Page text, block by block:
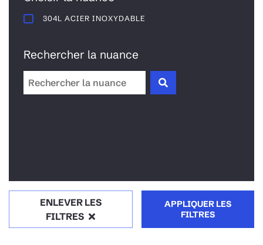
304L ACIER INOXYDABLE
Rechercher la nuance
ENLEVER LES
FILTRES
APPLIQUER LES
FILTRES